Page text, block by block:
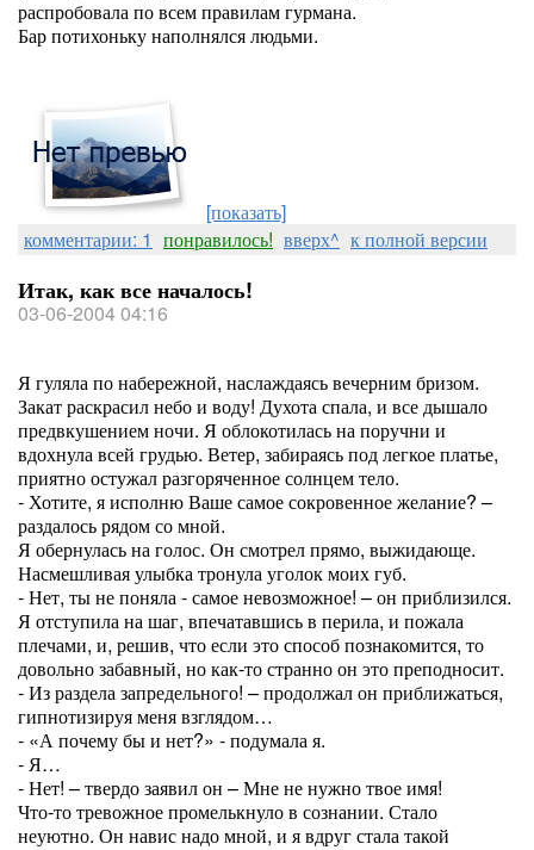
распробовала по всем правилам гурмана.
Бар потихоньку наполнялся людьми.
[показать]
комментарии: 1 понравилось! вверх^ к полной версии
Итак, как все началось!
03-06-2004 04:16
Я гуляла по набережной, наслаждаясь вечерним бризом.
Закат раскрасил небо и воду! Духота спала, и все дышало
предвкушением ночи. Я облокотилась на поручни и
вдохнула всей грудью. Ветер, забираясь под легкое платье,
приятно остужал разгоряченное солнцем тело.
- Хотите, я исполню Ваше самое сокровенное желание? –
раздалось рядом со мной.
Я обернулась на голос. Он смотрел прямо, выжидающе.
Насмешливая улыбка тронула уголок моих губ.
- Нет, ты не поняла - самое невозможное! – он приблизился.
Я отступила на шаг, впечатавшись в перила, и пожала
плечами, и, решив, что если это способ познакомится, то
довольно забавный, но как-то странно он это преподносит.
- Из раздела запредельного! – продолжал он приближаться,
гипнотизируя меня взглядом…
- «А почему бы и нет?» - подумала я.
- Я…
- Нет! – твердо заявил он – Мне не нужно твое имя!
Что-то тревожное промелькнуло в сознании. Стало
неуютно. Он навис надо мной, и я вдруг стала такой